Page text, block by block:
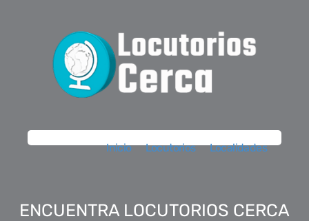
Inicio Locutorios Localidades
ENCUENTRA LOCUTORIOS CERCA